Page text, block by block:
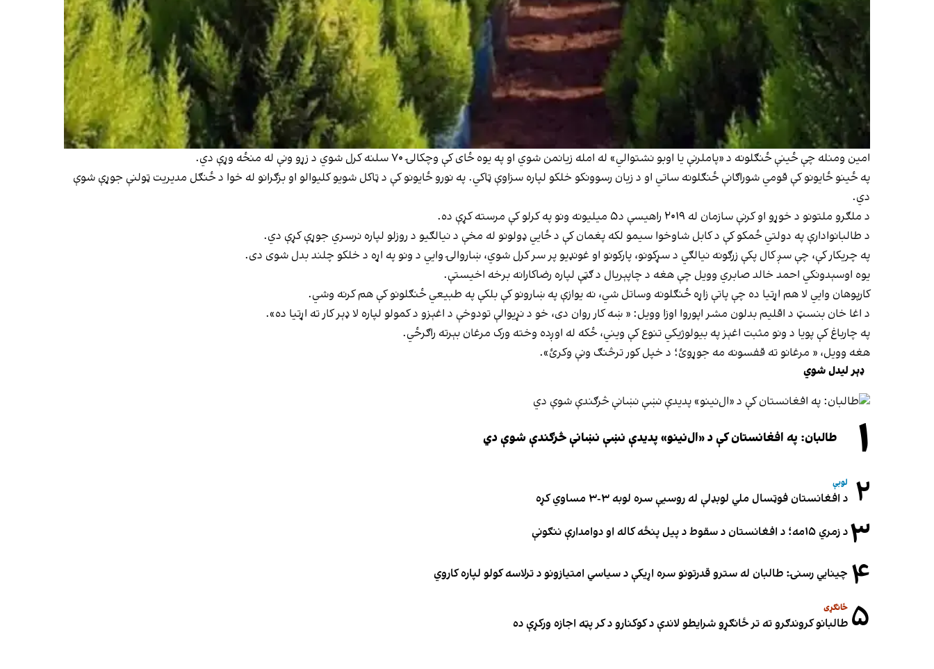
امین ومنله چې ځینې ځنګلونه د «پاملرنې یا اوبو نشتوالي» له امله زیانمن شوي او په یوه ځای کې وچکالۍ ۷۰ سلنه کرل شوي د زړو ونې له منځه وړې دي.
په ځینو ځایونو کې قومي شوراګانې ځنګلونه ساتي او د زیان رسوونکو خلکو لپاره سزاوې ټاکي. په نورو ځایونو کې د ټاکل شویو کلیوالو او بزګرانو له خوا د ځنګل مدیریت ټولنې جوړې شوې
دي.
د ملګرو ملتونو د خوړو او کرنې سازمان له ۲۰۱۹ راهیسې د۵ میلیونه ونو په کرلو کې مرسته کړې ده.
د طالبانوادارې په دولتي ځمکو کې د کابل شاوخوا سیمو لکه پغمان کې د ځايي ډولونو له مخې د نیالګیو د روزلو لپاره نرسري جوړې کړې دي.
په چریکار کې، چې سږ کال پکې زرګونه نیالګي د سړکونو، پارکونو او غونډیو پر سر کرل شوي، ښاروالۍ وایي د ونو په اړه د خلکو چلند بدل شوی دی.
یوه اوسېدونکي احمد خالد صابري وویل چې هغه د چاپېریال د ګټې لپاره رضاکارانه برخه اخیستې.
کارپوهان وایي لا هم اړتیا ده چې پاتې زاړه ځنګلونه وساتل شي، نه یوازې په ښارونو کې بلکې په طبیعي ځنګلونو کې هم کرنه وشي.
د اغا خان بنسټ د اقلیم بدلون مشر اپوروا اوزا وویل: « ښه کار روان دی، خو د نړیوالې تودوخې د اغېزو د کمولو لپاره لا ډېر کار ته اړتیا ده».
په چارباغ کې پویا د ونو مثبت اغېز په بیولوژیکي تنوع کې ویني، ځکه له اوږده وخته ورک مرغان بېرته راګرځي.
هغه وویل، « مرغانو ته قفسونه مه جوړوئ؛ د خپل کور ترڅنګ ونې وکرئ».
ډېر لیدل شوي
۱ طالبان: په افغانستان کې د «ال‌نینو» پدیدې نښې نښانې څرګندې شوې دي
۲ لوبې
د افغانستان فوټسال ملي لوبډلې له روسیې سره لوبه ۳-۳ مساوي کړه
۳د زمري ۱۵مه؛ د افغانستان د سقوط د پیل پنځه کاله او دوامدارې ننګونې
۴ چینایي رسنۍ: طالبان له سترو قدرتونو سره اړیکې د سیاسي امتیازونو د ترلاسه کولو لپاره کاروي
۵ ځانګړی
طالبانو کروندګرو ته تر ځانګړو شرایطو لاندې د کوکنارو د کر پټه اجازه ورکړې ده